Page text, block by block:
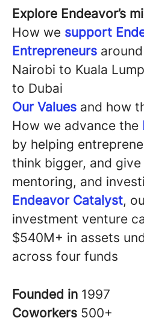
Explore Endeavor’s
How we support
Entrepreneurs
Nairobi to Kuala
to Dubai
Our Values and how
How we advance the
by helping
think bigger, and
mentoring, and
Endeavor Catalyst,
investment venture
$540M+ in assets
across four funds
Founded in 1997
Coworkers 500+